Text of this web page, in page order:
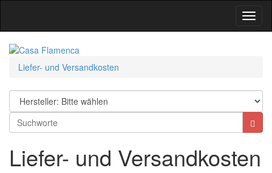
Liefer- und Versandkosten
Liefer- und Versandkosten